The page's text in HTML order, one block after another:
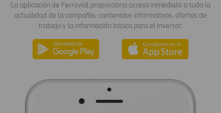
La aplicación de Ferrovial proporciona acceso inmediato a toda la
actualidad de la compañía: contenidos informativos, ofertas de
trabajo y la información básica para el inversor.